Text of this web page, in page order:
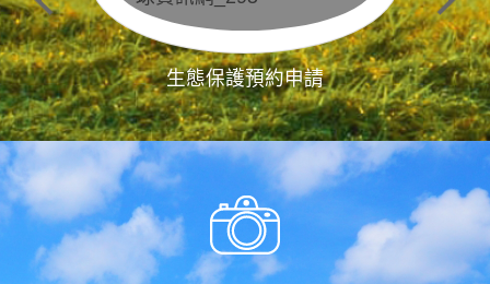
生態保護預約申請